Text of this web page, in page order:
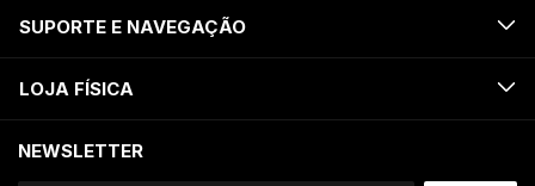
SUPORTE E NAVEGAÇÃO
LOJA FÍSICA
NEWSLETTER